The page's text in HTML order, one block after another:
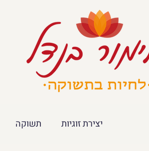
תשוקה יצירת זוגיות